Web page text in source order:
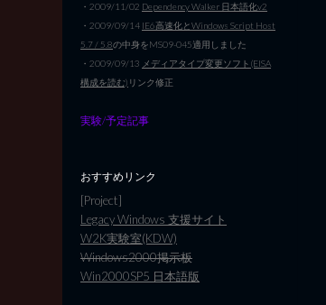
・2009/11/02 Dependency Walker 日本語化v2
・2009/09/14 IE6高速化とWindows Script Host
5.7 / 5.8の中身をMS09-045適用しました
・2009/09/13 メディアタイプ変更ソフト(EISA
構成を読む) リンク修正
実験/予定記事
おすすめリンク
[Project]
Legacy Windows 支援サイト
W2K実験室(KDW)
Windows2000掲示板
Win2000SP5 日本語版